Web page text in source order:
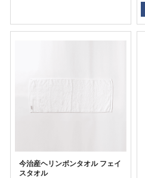
今治産ヘリンボンタオル フェイ
スタオル